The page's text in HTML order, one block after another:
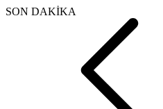
SON DAKİKA